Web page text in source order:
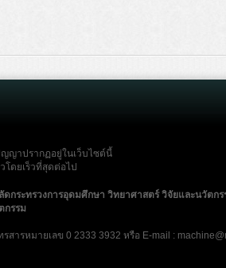
ญาปรากฏอยู่ในเว็บไซต์นี้
โดยเร็วที่สุดต่อไป
กระทรวงการอุดมศึกษา วิทยาศาสตร์ วิจัยและนวัตกร
กรรม
ารหมายเลข 0 2333 3932 หรือ E-mail :